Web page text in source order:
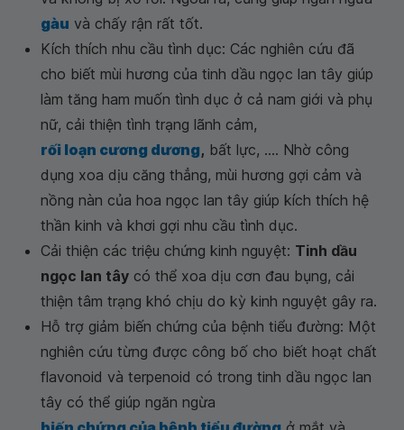
gàu và chấy rận rất tốt.
Kích thích nhu cầu tình dục: Các nghiên cứu đã
cho biết mùi hương của tinh dầu ngọc lan tây giúp
làm tăng ham muốn tình dục ở cả nam giới và phụ
nữ, cải thiện tình trạng lãnh cảm,
rối loạn cương dương, bất lực, .... Nhờ công
dụng xoa dịu căng thẳng, mùi hương gợi cảm và
nồng nàn của hoa ngọc lan tây giúp kích thích hệ
thần kinh và khơi gợi nhu cầu tình dục.
Cải thiện các triệu chứng kinh nguyệt: Tinh dầu
ngọc lan tây có thể xoa dịu cơn đau bụng, cải
thiện tâm trạng khó chịu do kỳ kinh nguyệt gây ra.
Hỗ trợ giảm biến chứng của bệnh tiểu đường: Một
nghiên cứu từng được công bố cho biết hoạt chất
flavonoid và terpenoid có trong tinh dầu ngọc lan
tây có thể giúp ngăn ngừa